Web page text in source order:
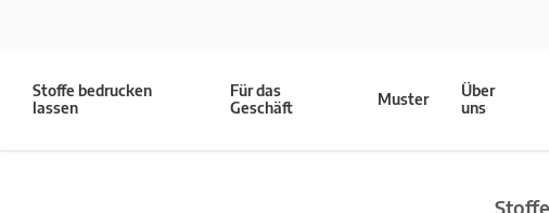
Stoffe bedrucken
lassen
Für das
Geschäft
Muster
Über
uns